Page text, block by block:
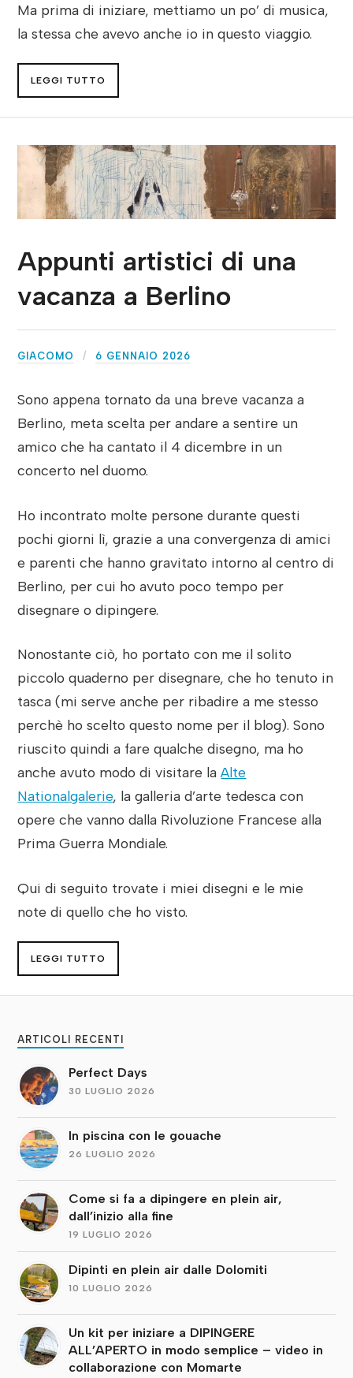
Ma prima di iniziare, mettiamo un po’ di musica,
la stessa che avevo anche io in questo viaggio.
LEGGI TUTTO
Appunti artistici di una
vacanza a Berlino
GIACOMO 6 GENNAIO 2026
Sono appena tornato da una breve vacanza a
Berlino, meta scelta per andare a sentire un
amico che ha cantato il 4 dicembre in un
concerto nel duomo.
Ho incontrato molte persone durante questi
pochi giorni lì, grazie a una convergenza di amici
e parenti che hanno gravitato intorno al centro di
Berlino, per cui ho avuto poco tempo per
disegnare o dipingere.
Nonostante ciò, ho portato con me il solito
piccolo quaderno per disegnare, che ho tenuto in
tasca (mi serve anche per ribadire a me stesso
perchè ho scelto questo nome per il blog). Sono
riuscito quindi a fare qualche disegno, ma ho
anche avuto modo di visitare laAlte
Nationalgalerie, la galleria d’arte tedesca con
opere che vanno dalla Rivoluzione Francese alla
Prima Guerra Mondiale.
Qui di seguito trovate i miei disegni e le mie
note di quello che ho visto.
LEGGI TUTTO
ARTICOLI RECENTI
Perfect Days
30 LUGLIO 2026
In piscina con le gouache
26 LUGLIO 2026
Come si fa a dipingere en plein air,
dall’inizio alla fine
19 LUGLIO 2026
Dipinti en plein air dalle Dolomiti
10 LUGLIO 2026
Un kit per iniziare a DIPINGERE
ALL’APERTO in modo semplice – video in
collaborazione con Momarte